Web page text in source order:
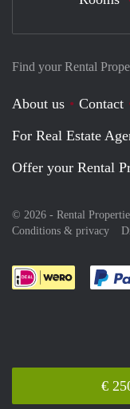
€
Find your Rental
About us Contact
For Real Estate
Offer your Rental
© 2026 - Rental
Conditions & privacy